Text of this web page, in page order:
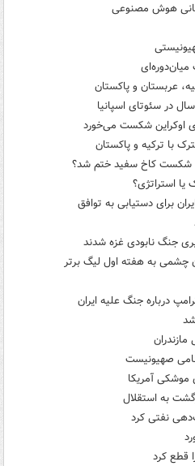
هوش مصنوعی
میان‌دوره‌ای
عربستان و پاکستان
اوکراین شکست می‌خورد
با ترکیه و پاکستان
شکست کاخ سفید ختم شد؟
یا استراتژی؟
برای دستیابی به توافق
جنگ نابودی غزه شدند
چشمی به هفته اول لیگ برتر
درباره جنگ علیه ایران
صهیونیست
موشکی آمریکا
به استقلال
نفتی کرد
قطع کرد